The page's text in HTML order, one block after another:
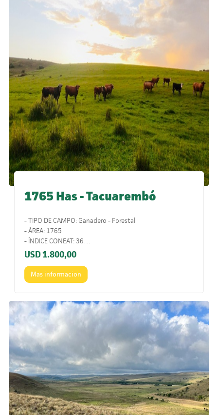
1765 Has - Tacuarembó
- TIPO DE CAMPO: Ganadero - Forestal
- ÁREA: 1765
- ÍNDICE CONEAT: 36
- UBICACIÓN: Ruta 5. 6Km por camino vecinal.
- COMENTARIOS: Campo con excelente ubicación y
suelos.
USD1.800,00
Mas informacion